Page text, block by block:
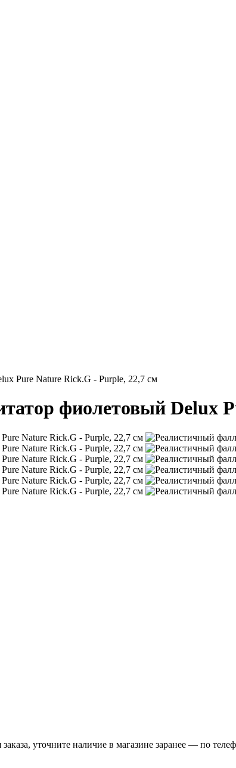
Pure Nature Rick.G - Purple, 22,7 см
фиолетовый Delux
уточните наличие в магазине заранее — по